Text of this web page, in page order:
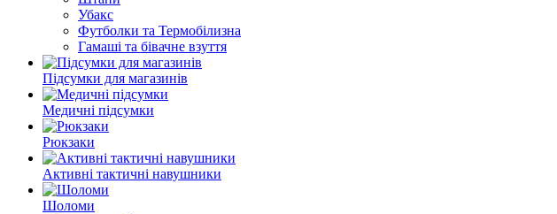
Убакс
Футболки та Термобілизна
Гамаші та бівачне взуття
Підсумки для магазинів
Медичні підсумки
Рюкзаки
Активні тактичні навушники
Шоломи